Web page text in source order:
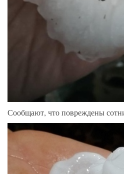
Сообщают, что повреждены